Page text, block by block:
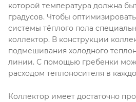
которой температура должна
градусов. Чтобы
системы тёплого пола
коллектор. В конструкции
подмешивания холодного
линии. С помощью гребенки
расходом теплоносителя в
Коллектор имеет достаточно